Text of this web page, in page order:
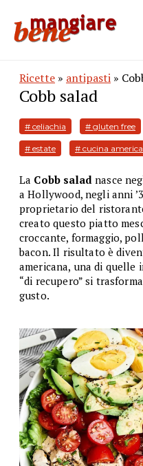
Ricette » antipasti »
Cobb salad
# celiachia # gluten free
# estate # cucina
La Cobb saladnasce
a Hollywood, negli anni
proprietario del
creato questo piatto
croccante, formaggio,
bacon. Il risultato è
americana, una di quelle
“di recupero” si
gusto.